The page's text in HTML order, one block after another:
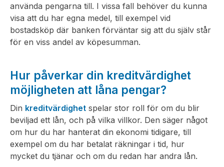
använda pengarna till. I vissa fall behöver du kunna
visa att du har egna medel, till exempel vid
bostadsköp där banken förväntar sig att du själv står
för en viss andel av köpesumman.
Hur påverkar din kreditvärdighet
möjligheten att låna pengar?
Din kreditvärdighet spelar stor roll för om du blir
beviljad ett lån, och på vilka villkor. Den säger något
om hur du har hanterat din ekonomi tidigare, till
exempel om du har betalat räkningar i tid, hur
mycket du tjänar och om du redan har andra lån.